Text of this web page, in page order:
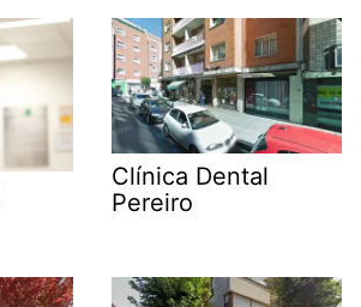
Clínica Dental
Pereiro